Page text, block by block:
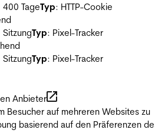
400 TageTyp: HTTP-Cookie
SitzungTyp: Pixel-Tracker
SitzungTyp: Pixel-Tracker
Anbieter
Besucher auf mehreren Websites zu
basierend auf den Präferenzen